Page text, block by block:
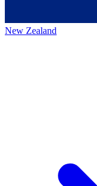
New Zealand